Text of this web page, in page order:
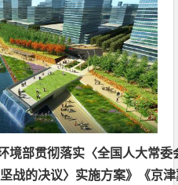
境部贯彻落实〈全国人大常
战的决议〉实施方案》《京津